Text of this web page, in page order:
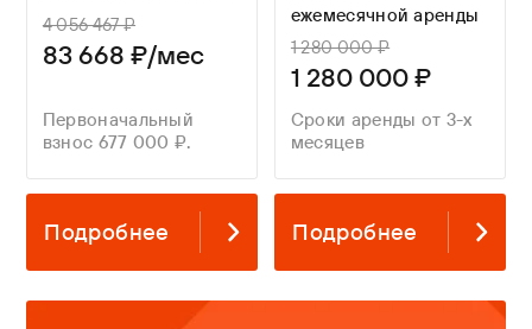
SMCD4 ADR
4 056 467 ₽
83 668 ₽/мес
Первоначальный
взнос 677 000 ₽.
Подробнее
ежемесячной аренды
1 280 000 ₽
1 280 000 ₽
Сроки аренды от 3-х
месяцев
Подробнее